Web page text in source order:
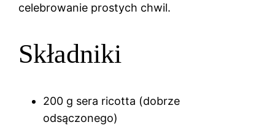
celebrowanie prostych chwil.
Składniki
200 g sera ricotta (dobrze
odsączonego)